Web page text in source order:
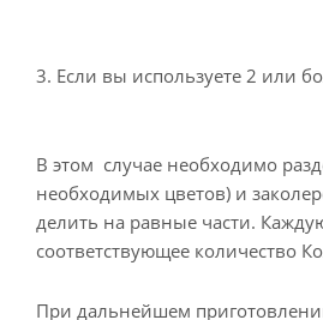
3. Если вы используете 2 или
В этом случае необходимо
необходимых цветов) и
делить на равные части.
соответствующее количество
При дальнейшем